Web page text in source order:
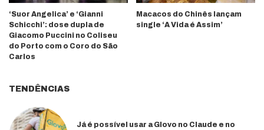
‘Suor Angelica’ e ‘Gianni
Schicchi’: dose dupla de
Giacomo Puccini no Coliseu
do Porto com o Coro do São
Carlos
Macacos do Chinês lançam
single ‘A Vida é Assim’
TENDÊNCIAS
Já é possível usar a Glovo no Claude e no